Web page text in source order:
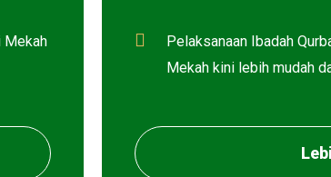
Mekah
Pelaksanaan Ibadah
Mekah kini lebih mudah